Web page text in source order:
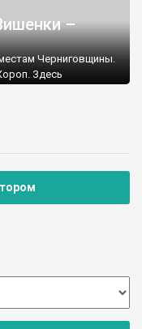
–
Черниговщины.
Здесь